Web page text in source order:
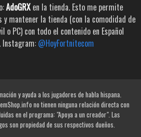
AdoGRXen la tienda. Esto me permite
mantener la tienda (con la comodidad de
o PC) con todo el contenido en Español
Instagram: @HoyFortnitecom
y ayuda a los jugadores de habla hispana.
no tienen ninguna relación directa con
en el programa: "Apoya a un creador". Las
son propiedad de sus respectivos dueños.